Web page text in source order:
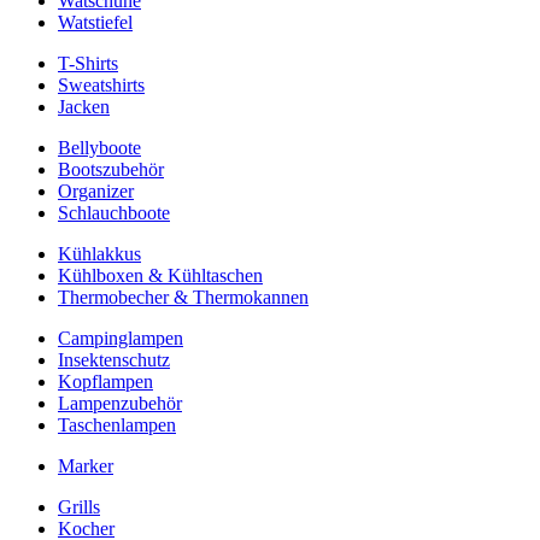
Watstiefel
T-Shirts
Sweatshirts
Jacken
Bellyboote
Bootszubehör
Organizer
Schlauchboote
Kühlakkus
Kühlboxen & Kühltaschen
Thermobecher & Thermokannen
Campinglampen
Insektenschutz
Kopflampen
Lampenzubehör
Taschenlampen
Marker
Grills
Kocher